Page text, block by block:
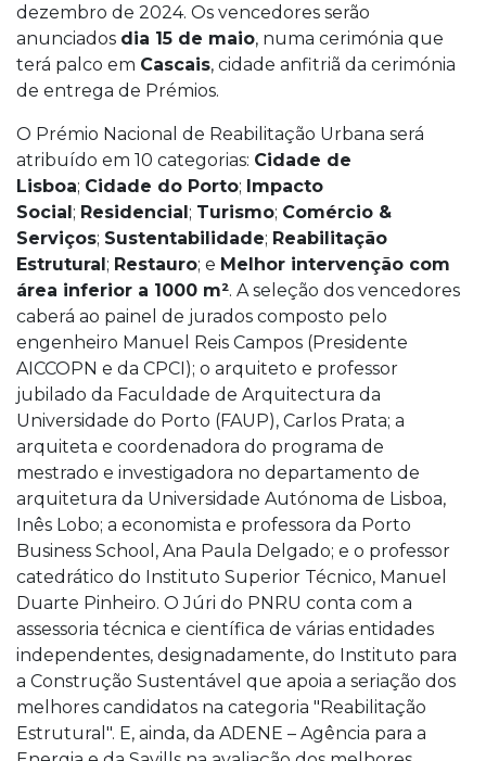
dezembro de 2024. Os vencedores serão
anunciados dia 15 de maio, numa cerimónia que
terá palco em Cascais, cidade anfitriã da cerimónia
de entrega de Prémios.
O Prémio Nacional de Reabilitação Urbana será
atribuído em 10 categorias: Cidade de
Lisboa; Cidade do Porto; Impacto
Social; Residencial; Turismo; Comércio &
Serviços; Sustentabilidade; Reabilitação
Estrutural; Restauro; e Melhor intervenção com
área inferior a 1000 m². A seleção dos vencedores
caberá ao painel de jurados composto pelo
engenheiro Manuel Reis Campos (Presidente
AICCOPN e da CPCI); o arquiteto e professor
jubilado da Faculdade de Arquitectura da
Universidade do Porto (FAUP), Carlos Prata; a
arquiteta e coordenadora do programa de
mestrado e investigadora no departamento de
arquitetura da Universidade Autónoma de Lisboa,
Inês Lobo; a economista e professora da Porto
Business School, Ana Paula Delgado; e o professor
catedrático do Instituto Superior Técnico, Manuel
Duarte Pinheiro. O Júri do PNRU conta com a
assessoria técnica e científica de várias entidades
independentes, designadamente, do Instituto para
a Construção Sustentável que apoia a seriação dos
melhores candidatos na categoria "Reabilitação
Estrutural". E, ainda, da ADENE – Agência para a